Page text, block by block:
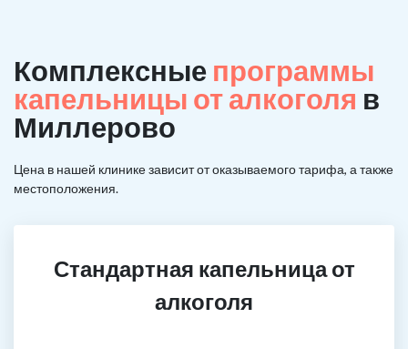
Комплексные программы
капельницы от алкоголя в
Миллерово
Цена в нашей клинике зависит от оказываемого тарифа, а также
местоположения.
Стандартная капельница от
алкоголя